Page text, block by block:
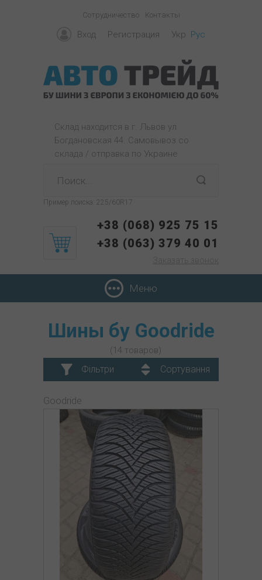
Сотрудничество Контакты
Вход Регистрация Укр Рус
Склад находится в г. Львов ул
Богдановская 44. Самовывоз со
склада / отправка по Украине
Пример поиска: 225/60R17
+38 (068) 925 75 15
+38 (063) 379 40 01
Заказать звонок
Меню
Шины бу Goodride
(14 товаров)
Фільтри Сортування
Goodride